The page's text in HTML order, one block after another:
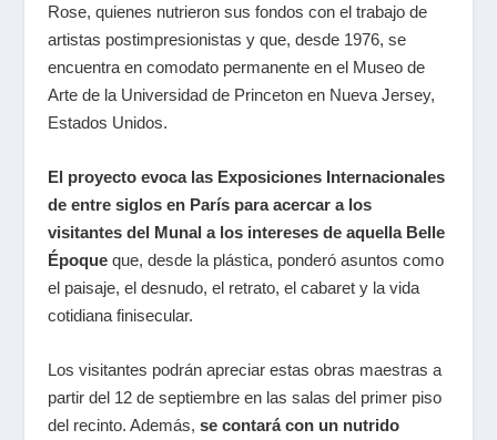
Rose, quienes nutrieron sus fondos con el trabajo de
artistas postimpresionistas y que, desde 1976, se
encuentra en comodato permanente en el Museo de
Arte de la Universidad de Princeton en Nueva Jersey,
Estados Unidos.
El proyecto evoca las Exposiciones Internacionales
de entre siglos en París para acercar a los
visitantes del Munal a los intereses de aquella Belle
Époqueque, desde la plástica, ponderó asuntos como
el paisaje, el desnudo, el retrato, el cabaret y la vida
cotidiana finisecular.
Los visitantes podrán apreciar estas obras maestras a
partir del 12 de septiembre en las salas del primer piso
del recinto. Además, se contará con un nutrido